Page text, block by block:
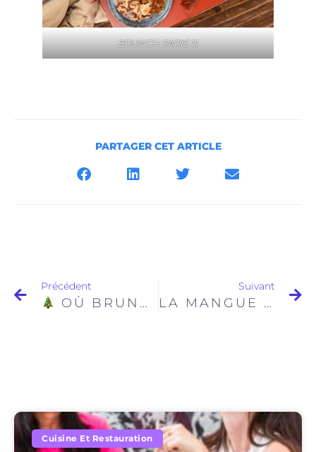
BRUNCH PARIS 11
PARTAGER CET ARTICLE
Précédent
OÙ BRUNCHER PRÈS DES MARCHÉS DE NOËL?
Suivant
LA MANGUE : HISTOIRE, BIENFAITS ET SAVEURS TROPICALES – UN FRUIT STAR CHEZ BON BOUQUET CAFÉ BRUNCH PARIS 9
Cuisine Et Restauration